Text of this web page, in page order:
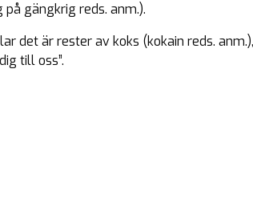
gängkrig reds. anm.).
det är rester av koks (kokain reds.
till oss”.